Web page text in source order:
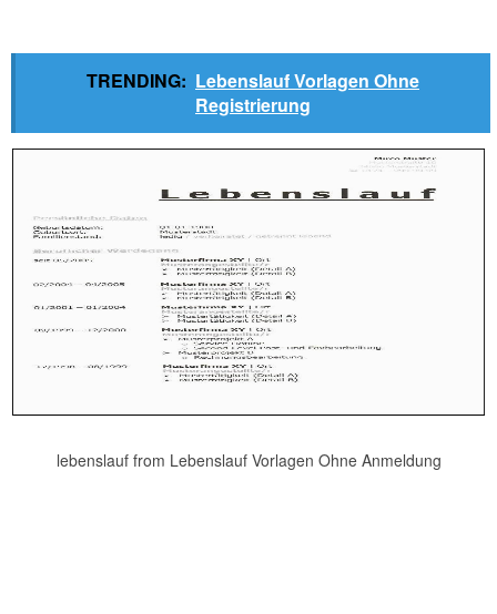
TRENDING: Lebenslauf Vorlagen Ohne
Registrierung
lebenslauf from Lebenslauf Vorlagen Ohne Anmeldung